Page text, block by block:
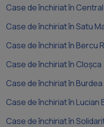
Case de închiriat în Central
Case de închiriat în Satu
Case de închiriat în Bercu
Case de închiriat în Cloșca
Case de închiriat în Burdea
Case de închiriat în Lucian
Case de închiriat în